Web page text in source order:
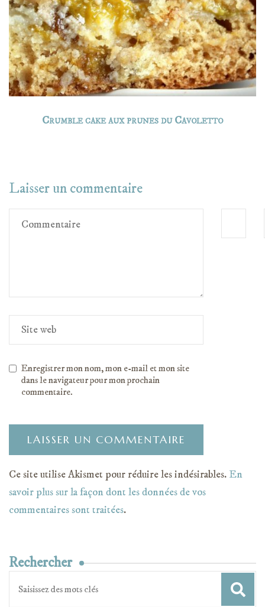
Crumble cake aux prunes du Cavoletto
Laisser un commentaire
Enregistrer mon nom, mon e-mail et mon site
dans le navigateur pour mon prochain
commentaire.
Ce site utilise Akismet pour réduire les indésirables. En
savoir plus sur la façon dont les données de vos
commentaires sont traitées.
Rechercher